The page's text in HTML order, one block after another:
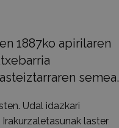
1887ko apirilaren
semea.
Udal idazkari
laster